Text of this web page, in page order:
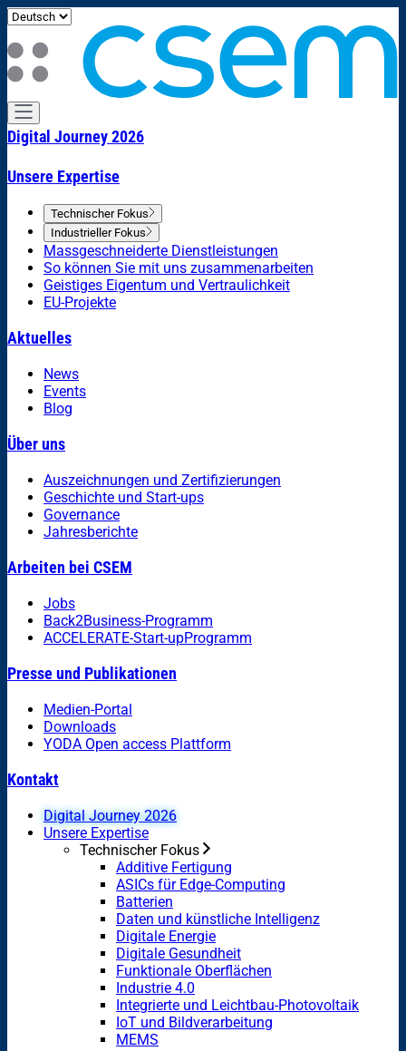
Digital Journey 2026
Unsere Expertise
Technischer Fokus
Industrieller Fokus
Massgeschneiderte Dienstleistungen
So können Sie mit uns zusammenarbeiten
Geistiges Eigentum und Vertraulichkeit
EU-Projekte
Aktuelles
News
Events
Blog
Über uns
Auszeichnungen und Zertifizierungen
Geschichte und Start-ups
Governance
Jahresberichte
Arbeiten bei CSEM
Jobs
Back2Business-Programm
ACCELERATE-Start-upProgramm
Presse und Publikationen
Medien-Portal
Downloads
YODA Open access Plattform
Kontakt
Digital Journey 2026
Unsere Expertise
Technischer Fokus
Additive Fertigung
ASICs für Edge-Computing
Batterien
Daten und künstliche Intelligenz
Digitale Energie
Digitale Gesundheit
Funktionale Oberflächen
Industrie 4.0
Integrierte und Leichtbau-Photovoltaik
IoT und Bildverarbeitung
MEMS